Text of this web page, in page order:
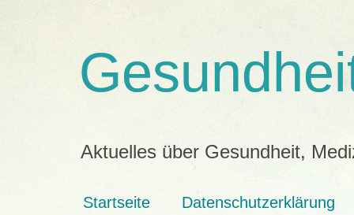
Aktuelles über Gesundheit,
Startseite Datenschutzerklärung